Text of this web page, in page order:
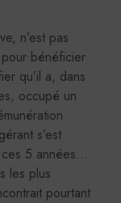
n’est pas
bénéficier
qu’il a, dans
occupé un
s’est
5 années…
les plus
pourtant